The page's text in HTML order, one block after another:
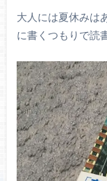
大人には夏休みは
に書くつもりで読